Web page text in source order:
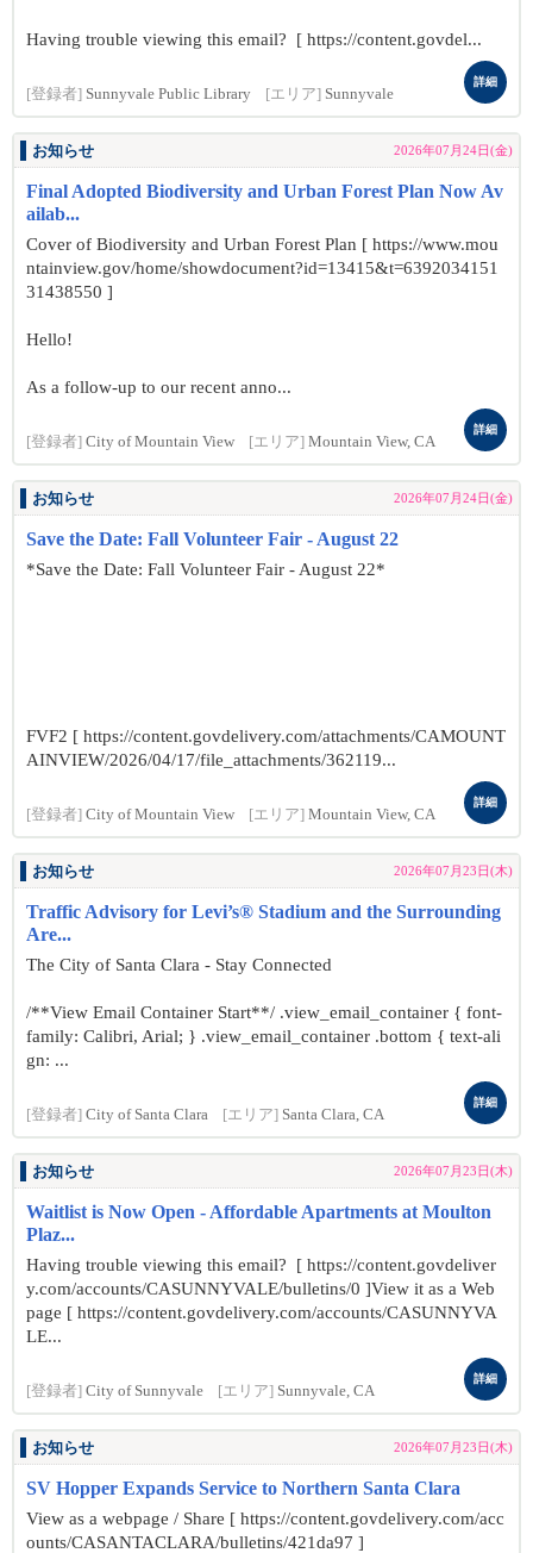
Having trouble viewing this email? [ https://content.govdel...
[登録者] Sunnyvale Public Library [エリア] Sunnyvale
詳細
お知らせ 2026年07月24日(金)
Final Adopted Biodiversity and Urban Forest Plan Now Av
ailab...
Cover of Biodiversity and Urban Forest Plan [ https://www.mou
ntainview.gov/home/showdocument?id=13415&t=6392034151
31438550 ]
Hello!
As a follow-up to our recent anno...
[登録者] City of Mountain View [エリア] Mountain View, CA
詳細
お知らせ 2026年07月24日(金)
Save the Date: Fall Volunteer Fair - August 22
*Save the Date: Fall Volunteer Fair - August 22*
FVF2 [ https://content.govdelivery.com/attachments/CAMOUNT
AINVIEW/2026/04/17/file_attachments/362119...
[登録者] City of Mountain View [エリア] Mountain View, CA
詳細
お知らせ 2026年07月23日(木)
Traffic Advisory for Levi’s® Stadium and the Surrounding
Are...
The City of Santa Clara - Stay Connected
/**View Email Container Start**/ .view_email_container { font-
family: Calibri, Arial; } .view_email_container .bottom { text-ali
gn: ...
[登録者] City of Santa Clara [エリア] Santa Clara, CA
詳細
お知らせ 2026年07月23日(木)
Waitlist is Now Open - Affordable Apartments at Moulton
Plaz...
Having trouble viewing this email? [ https://content.govdeliver
y.com/accounts/CASUNNYVALE/bulletins/0 ]View it as a Web
page [ https://content.govdelivery.com/accounts/CASUNNYVA
LE...
[登録者] City of Sunnyvale [エリア] Sunnyvale, CA
詳細
お知らせ 2026年07月23日(木)
SV Hopper Expands Service to Northern Santa Clara
View as a webpage / Share [ https://content.govdelivery.com/acc
ounts/CASANTACLARA/bulletins/421da97 ]